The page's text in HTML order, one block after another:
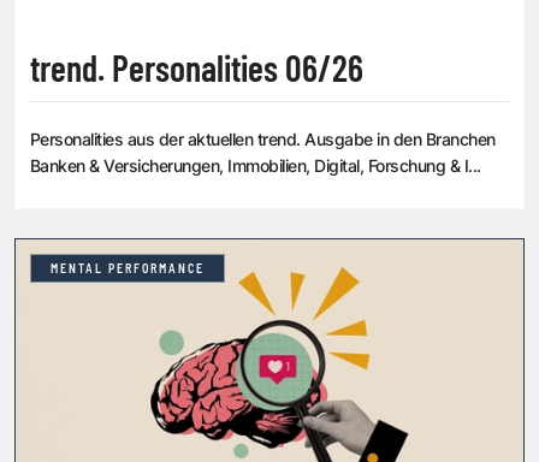
trend. Personalities 06/26
Personalities aus der aktuellen trend. Ausgabe in den Branchen
Banken & Versicherungen, Immobilien, Digital, Forschung & I...
MENTAL PERFORMANCE